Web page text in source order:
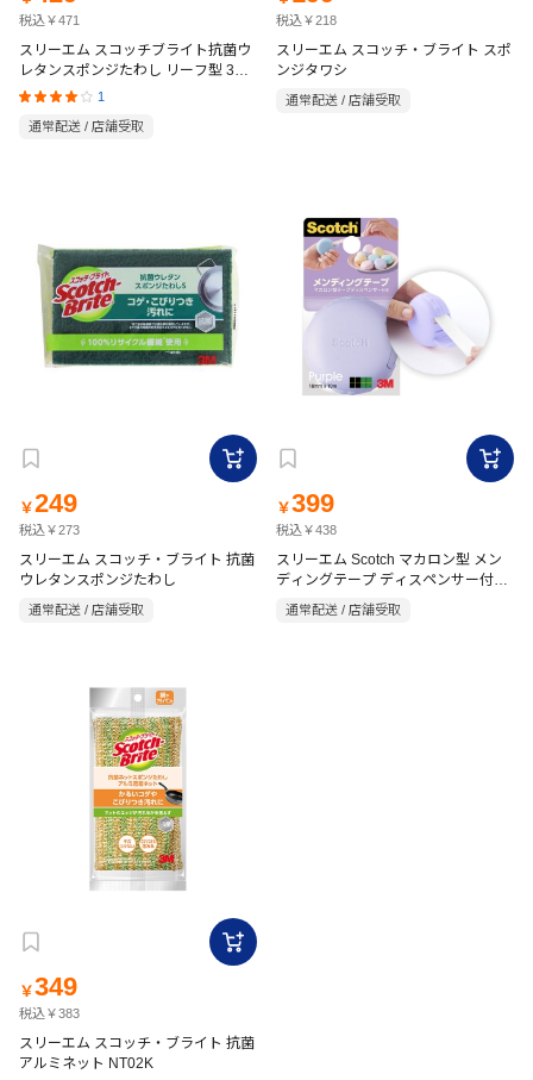
税込￥471
スリーエム スコッチブライト抗菌ウ
レタンスポンジたわし リーフ型 3個
入
1
通常配送 / 店舗受取
税込￥218
スリーエム スコッチ・ブライト スポ
ンジタワシ
通常配送 / 店舗受取
￥249
税込￥273
スリーエム スコッチ・ブライト 抗菌
ウレタンスポンジたわし
通常配送 / 店舗受取
￥399
税込￥438
スリーエム Scotch マカロン型 メン
ディングテープ ディスペンサー付き
パープル
通常配送 / 店舗受取
￥349
税込￥383
スリーエム スコッチ・ブライト 抗菌
アルミネット NT02K